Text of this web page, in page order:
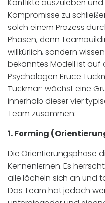
Konflikte auszuleben
Kompromisse zu
solch einem Prozess
Phasen, denn
willkürlich, sondern
bekanntes Modell ist auf
Psychologen Bruce
Tuckman wächst eine
innerhalb dieser vier
Team zusammen:
1. Forming
Die Orientierungsphase
Kennenlernen. Es
alle lächeln sich an und
Das Team hat jedoch